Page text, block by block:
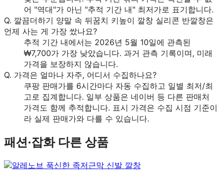
어 "역대"가 아닌 "추적 기간 내" 최저가로 표기합니다.
Q. 깔끔더하기 양말 속 뒤꿈치 키높이 깔창 실리콘 반깔창은
언제 사는 게 가장 쌌나요?
추적 기간 내에서는 2026년 5월 10일에 관측된
₩7,700가 가장 낮았습니다. 과거 관측 기록이며, 미래
가격을 보장하지 않습니다.
Q. 가격은 얼마나 자주, 어디서 수집하나요?
쿠팡 판매가를 6시간마다 자동 수집하고 일별 최저/최
고로 집계합니다. 일부 상품은 네이버 등 다른 판매처
가격도 함께 추적합니다. 표시 가격은 수집 시점 기준이
라 실제 판매가와 다를 수 있습니다.
패션·잡화다른 상품